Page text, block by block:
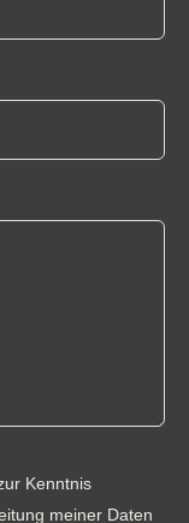
Kenntnis
meiner Daten